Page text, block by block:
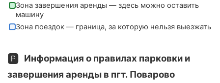
Зона завершения аренды — здесь можно оставить
машину
Зона поездок — граница, за которую нельзя выезжать
🅿️ Информация о правилах парковки и
завершения аренды в пгт. Поварово